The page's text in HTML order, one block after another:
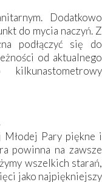
Dodatkowo
do mycia naczyń. Z
podłączyć się do
od aktualnego
Pary piękne i
powinna na zawsze
wszelkich starań,
jako najpiękniejszy